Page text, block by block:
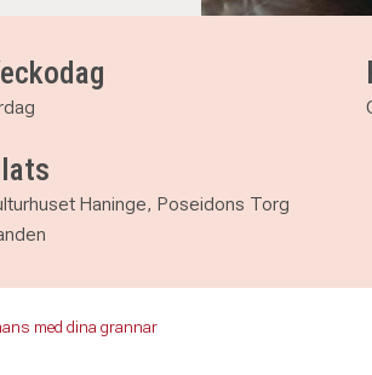
Haninge, Poseidons Torg
med dina grannar